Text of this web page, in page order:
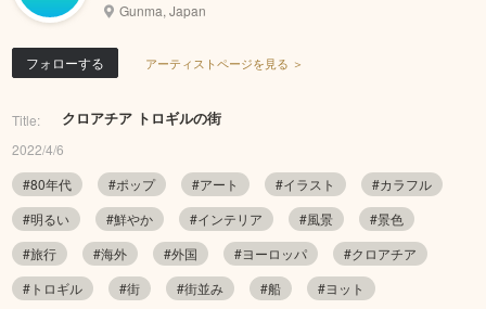
Gunma, Japan
フォローする アーティストページを見る ＞
Title: クロアチア トロギルの街
2022/4/6
#80年代
#ポップ #アート #イラスト
#カラフル
#明るい
#鮮やか #インテリア #風景
#景色
#旅行
#海外 #外国 #ヨーロッパ
#クロアチア
#トロギル
#街 #街並み #船
#ヨット